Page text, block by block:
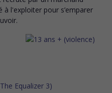
à l'exploiter pour s’emparer